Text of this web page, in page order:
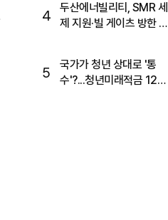
4
두산에너빌리티, SMR 세
제 지원·빌 게이츠 방한 기
5
국가가 청년 상대로 '통
수'?...청년미래적금 12%